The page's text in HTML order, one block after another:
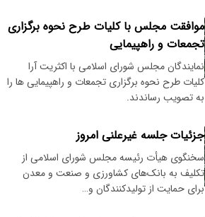
موافقت مجلس با کلیات طرح نحوه برگزاری
تجمعات و راهپیمایی
نمایندگان مجلس شورای اسلامی با اکثریت آرا
کلیات طرح نحوه برگزاری تجمعات و راهپیمایی ها را
به تصویب رساندند.
جزئیات جلسه غیرعلنی امروز
سخنگوی هیأت رئیسه مجلس شورای اسلامی از
تکلیف به بانک‌های کشاورزی و صنعت و معدن
برای حمایت از تولیدکنندگان و…